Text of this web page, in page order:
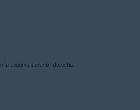
la esquina superior derecha.